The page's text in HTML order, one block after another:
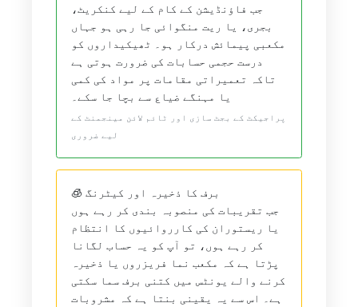
جب فاؤنڈیشن کے کام کے لیے کنکریٹ،
بجری، یا ریت منگوائی جا رہی ہو جہاں
مکعبی پیمائش درکار ہو۔ ٹھیکیداروں کو
درست حجمی حسابات کی ضرورت ہوتی ہے
تاکہ تعمیراتی مقامات پر مواد کی کمی
یا مہنگے ضیاع سے بچا جا سکے۔
پراجیکٹ کے بجٹ سازی اور ٹائم لائن مینجمنٹ کے
لیے ضروری
🧊 برف کا ذخیرہ اور کیٹرنگ
جب تقریبات کی منصوبہ بندی کر رہے ہوں
یا ریستوران کی کارروائیوں کا انتظام
کر رہے ہوں، تو آپ کو یہ حساب لگانا
پڑتا ہے کہ مکعب نما فریزروں یا ذخیرہ
کرنے والے یونٹس میں کتنی برف سما سکتی
ہے۔ اس سے یہ یقینی بنتا ہے کہ مشروبات